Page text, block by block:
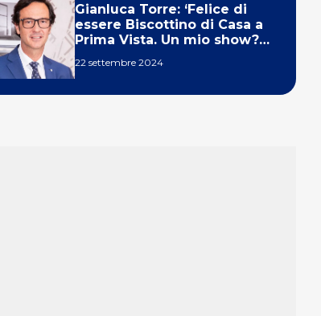
Gianluca Torre: ‘Felice di
essere Biscottino di Casa a
Prima Vista. Un mio show?
22 settembre 2024